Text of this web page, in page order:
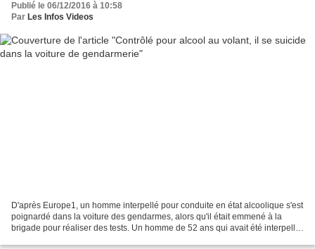
Publié le 06/12/2016 à 10:58
Par Les Infos Videos
D'après Europe1, un homme interpellé pour conduite en état alcoolique s'est
poignardé dans la voiture des gendarmes, alors qu'il était emmené à la
brigade pour réaliser des tests. Un homme de 52 ans qui avait été interpellé